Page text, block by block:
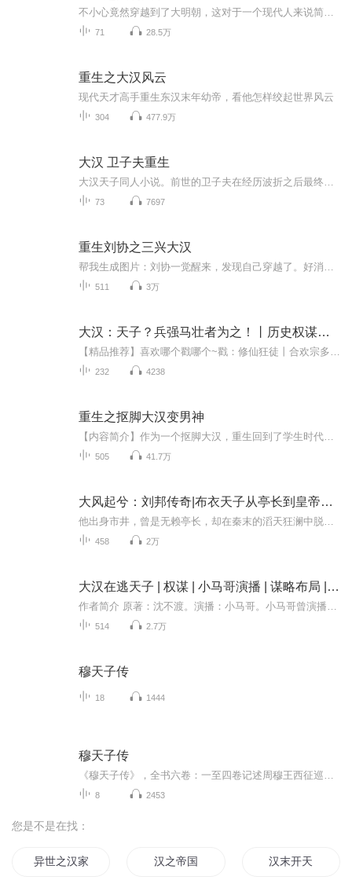
71 28.5万
重生之大汉风云
现代天才高手重生东汉末年幼帝，看他怎样绞起世界风云
304 477.9万
大汉 卫子夫重生
73 7697
重生刘协之三兴大汉
511 3万
大汉：天子？兵强马壮者为之！丨历史权谋丨热血军事
232 4238
重生之抠脚大汉变男神
505 41.7万
大风起兮：刘邦传奇|布衣天子从亭长到皇帝汉高祖大汉
458 2万
大汉在逃天子 | 权谋 | 小马哥演播 | 谋略布局 | 大汉最后的皇帝
514 2.7万
穆天子传
18 1444
穆天子传
8 2453
您是不是在找：
异世之汉家天子 汉之帝国 汉末开天